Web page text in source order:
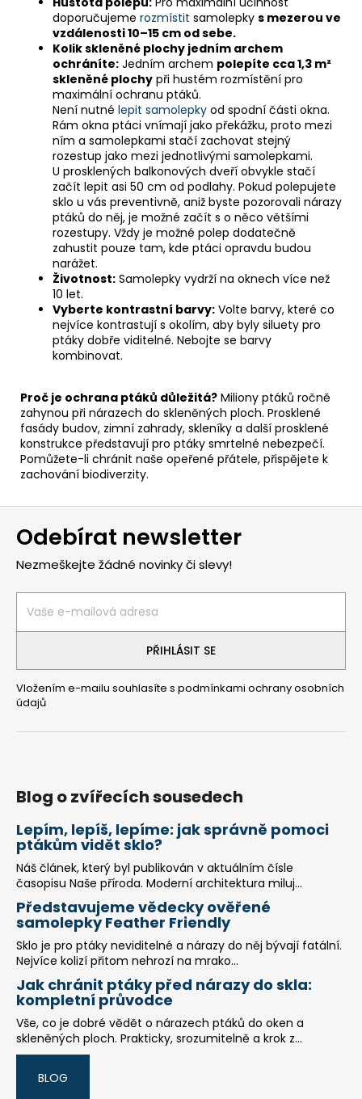
doporučujeme rozmístit samolepky s mezerou ve
vzdálenosti 10–15 cm od sebe.
Kolik skleněné plochy jedním archem
ochráníte: Jedním archem polepíte cca 1,3 m²
skleněné plochy při hustém rozmístění pro
maximální ochranu ptáků.
Není nutné lepit samolepky od spodní části okna.
Rám okna ptáci vnímají jako překážku, proto mezi
ním a samolepkami stačí zachovat stejný
rozestup jako mezi jednotlivými samolepkami.
U prosklených balkonových dveří obvykle stačí
začít lepit asi 50 cm od podlahy. Pokud polepujete
sklo u vás preventivně, aniž byste pozorovali nárazy
ptáků do něj, je možné začít s o něco většími
rozestupy. Vždy je možné polep dodatečně
zahustit pouze tam, kde ptáci opravdu budou
narážet.
Životnost: Samolepky vydrží na oknech více než
10 let.
Vyberte kontrastní barvy: Volte barvy, které co
nejvíce kontrastují s okolím, aby byly siluety pro
ptáky dobře viditelné. Nebojte se barvy
kombinovat.
Proč je ochrana ptáků důležitá? Miliony ptáků ročně
zahynou při nárazech do skleněných ploch. Prosklené
fasády budov, zimní zahrady, skleníky a další prosklené
konstrukce představují pro ptáky smrtelné nebezpečí.
Pomůžete-li chránit naše opeřené přátele, přispějete k
zachování biodiverzity.
Odebírat newsletter
Nezmeškejte žádné novinky či slevy!
PŘIHLÁSIT SE
Vložením e-mailu souhlasíte s podmínkami ochrany osobních
údajů
Blog o zvířecích sousedech
Lepím, lepíš, lepíme: jak správně pomoci
ptákům vidět sklo?
Náš článek, který byl publikován v aktuálním čísle
časopisu Naše příroda. Moderní architektura miluj...
Představujeme vědecky ověřené
samolepky Feather Friendly
Sklo je pro ptáky neviditelné a nárazy do něj bývají fatální.
Nejvíce kolizí přitom nehrozí na mrako...
Jak chránit ptáky před nárazy do skla:
kompletní průvodce
Vše, co je dobré vědět o nárazech ptáků do oken a
skleněných ploch. Prakticky, srozumitelně a krok z...
BLOG